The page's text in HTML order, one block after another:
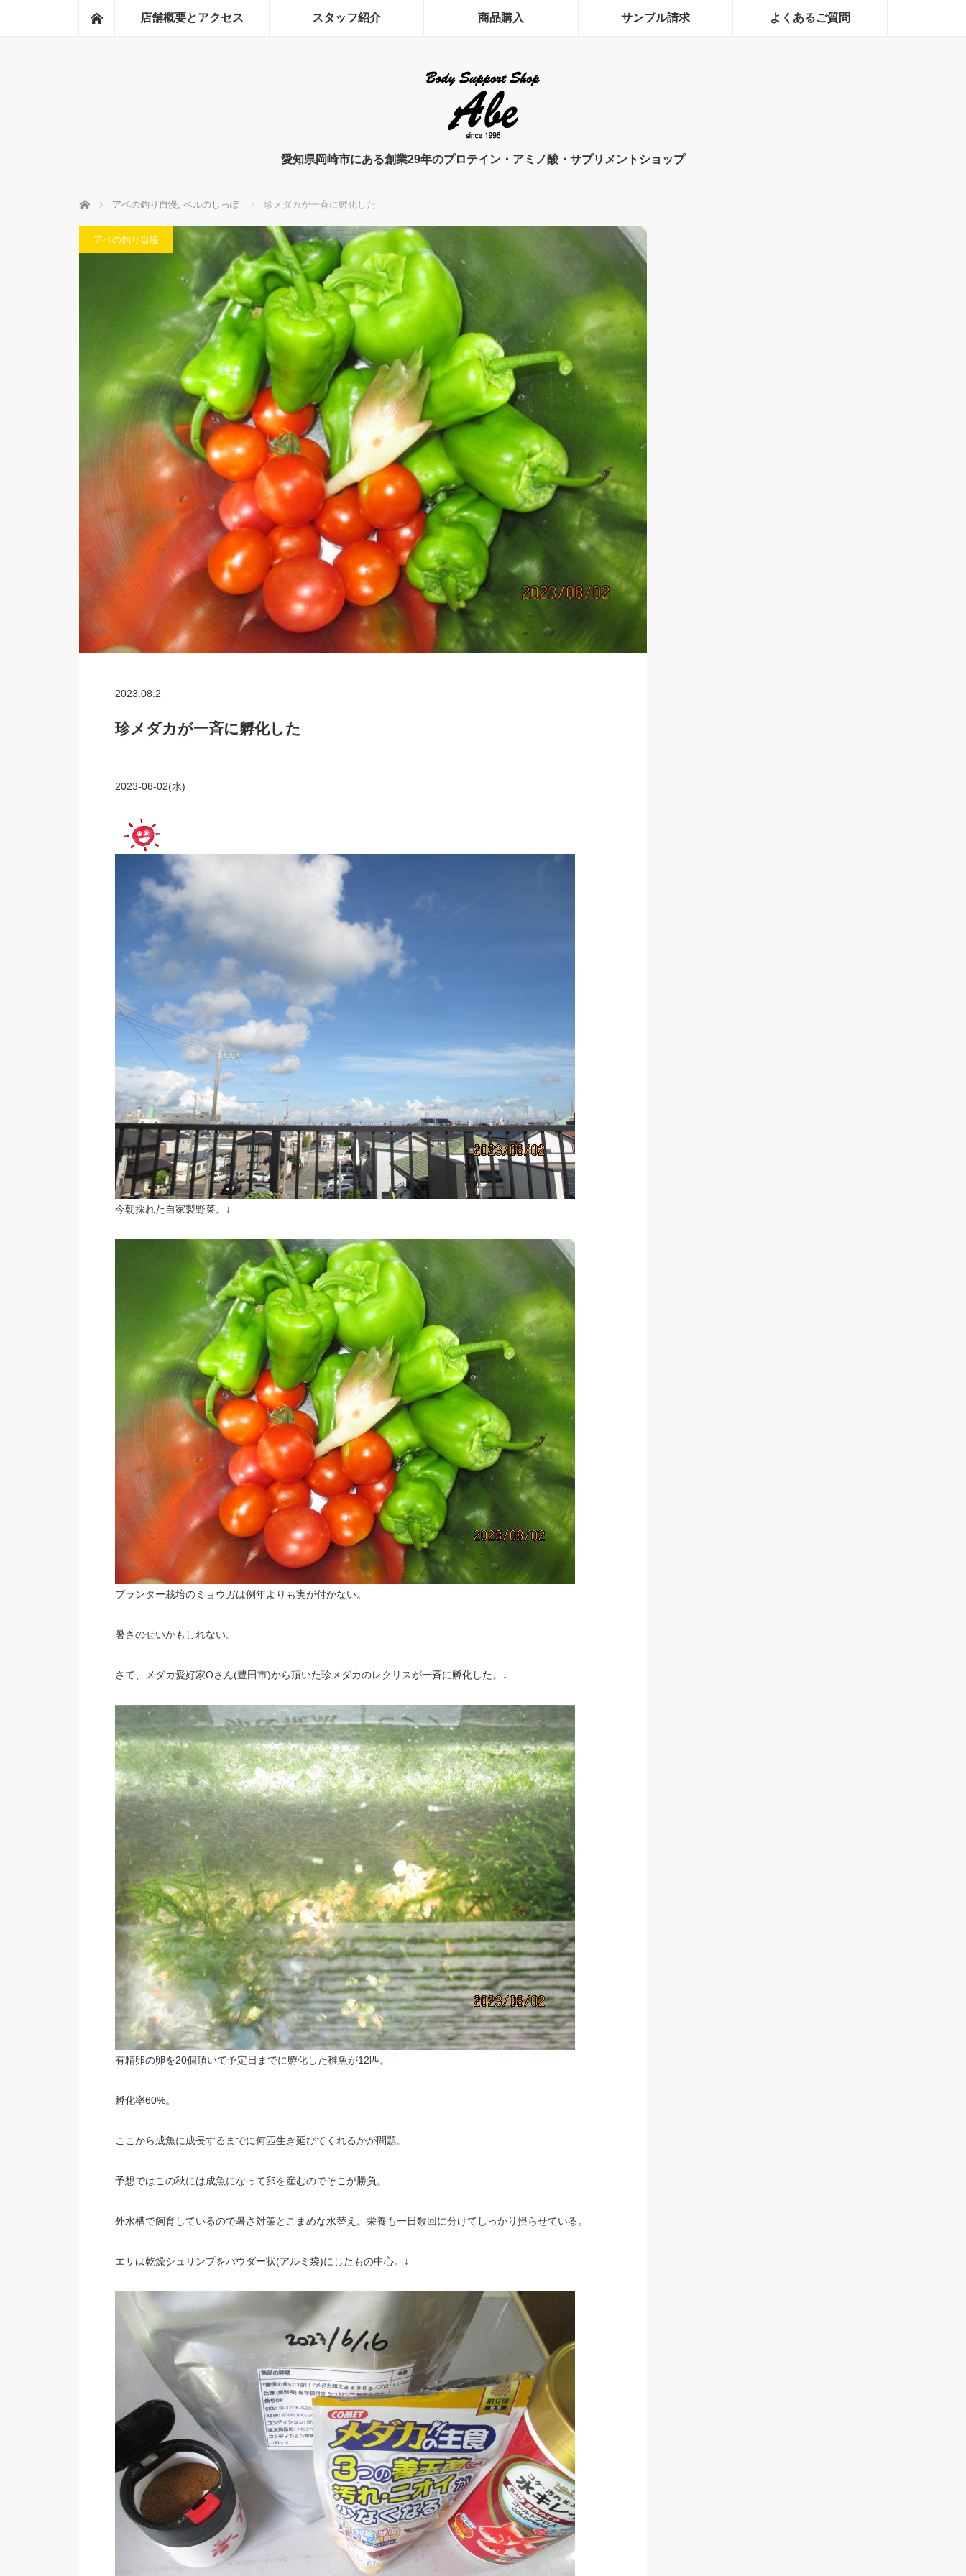
ホーム店舗概要とアクセス スタッフ紹介 商品購入 サンプル請求 よくあるご質問
愛知県岡崎市にある創業29年のプロテイン・アミノ酸・サプリメントショップ
ホーム アベの釣り自慢, ベルのしっぽ 珍メダカが一斉に孵化した
アベの釣り自慢
2023.08.2
珍メダカが一斉に孵化した
2023-08-02(水)
今朝採れた自家製野菜。↓
プランター栽培のミョウガは例年よりも実が付かない。
暑さのせいかもしれない。
さて、メダカ愛好家Oさん(豊田市)から頂いた珍メダカのレクリスが一斉に孵化した。↓
有精卵の卵を20個頂いて予定日までに孵化した稚魚が12匹。
孵化率60%。
ここから成魚に成長するまでに何匹生き延びてくれるかが問題。
予想ではこの秋には成魚になって卵を産むのでそこが勝負。
外水槽で飼育しているので暑さ対策とこまめな水替え。栄養も一日数回に分けてしっかり摂らせている。
エサは乾燥シュリンプをパウダー状(アルミ袋)にしたもの中心。↓